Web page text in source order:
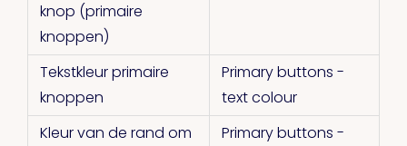
knop (primaire
knoppen)
Tekstkleur primaire
knoppen
Primary buttons -
text colour
Kleur van de rand om
Primary buttons -